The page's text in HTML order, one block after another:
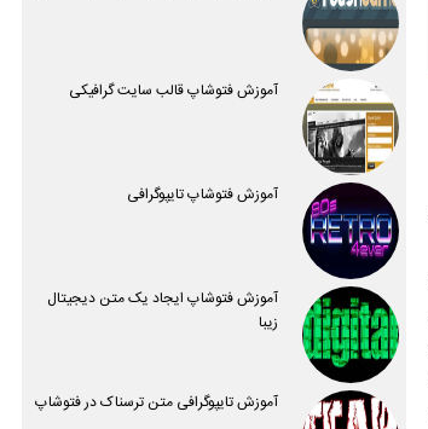
آموزش فتوشاپ قالب سایت گرافیکی
آموزش فتوشاپ تایپوگرافی
آموزش فتوشاپ ایجاد یک متن دیجیتال
زیبا
آموزش تایپوگرافی متن ترسناک در فتوشاپ